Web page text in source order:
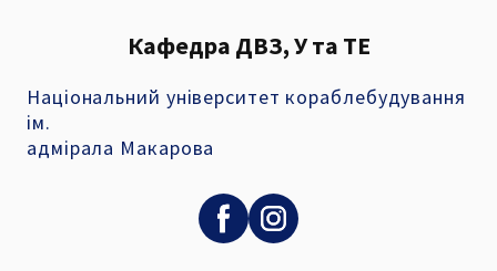
Кафедра ДВЗ, У та ТЕ
Національний університет кораблебудування
ім.
адмірала Макарова